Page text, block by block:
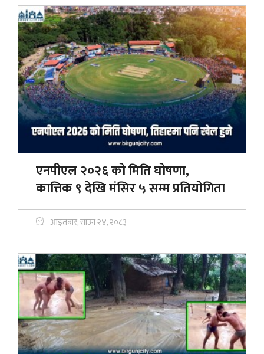
एनपीएल २०२६ को मिति घोषणा,
कात्तिक ९ देखि मंसिर ५ सम्म प्रतियोगिता
आइतबार, साउन २४, २०८३